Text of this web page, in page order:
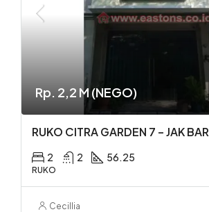
Rp. 2,2 M (NEGO)
RUKO CITRA GARDEN 7 – JAK BAR
2 2 56.25
RUKO
Cecillia